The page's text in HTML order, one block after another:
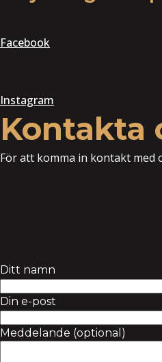
Facebook
Instagram
Kontakta
För att komma in kontakt med
Ditt namn
Din e-post
Meddelande (optional)